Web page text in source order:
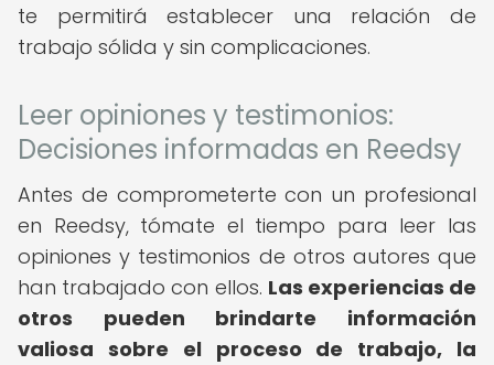
te permitirá establecer una relación de
trabajo sólida y sin complicaciones.
Leer opiniones y testimonios:
Decisiones informadas en Reedsy
Antes de comprometerte con un profesional
en Reedsy, tómate el tiempo para leer las
opiniones y testimonios de otros autores que
han trabajado con ellos. Las experiencias de
otros pueden brindarte información
valiosa sobre el proceso de trabajo, la